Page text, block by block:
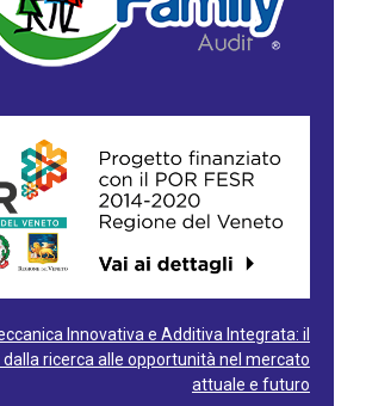
Innovativa e Additiva Integrata: il
ricerca alle opportunità nel mercato
attuale e futuro